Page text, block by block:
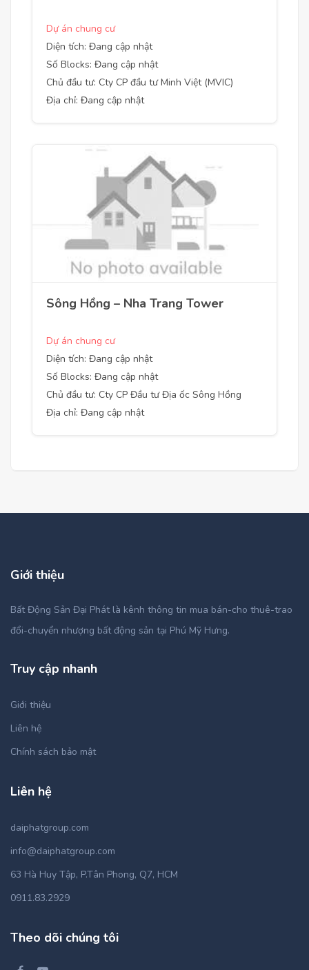
Dự án chung cư
Diện tích: Đang cập nhật
Số Blocks: Đang cập nhật
Chủ đầu tư: Cty CP đầu tư Minh Việt (MVIC)
Địa chỉ: Đang cập nhật
Sông Hồng – Nha Trang Tower
Dự án chung cư
Diện tích: Đang cập nhật
Số Blocks: Đang cập nhật
Chủ đầu tư: Cty CP Đầu tư Địa ốc Sông Hồng
Địa chỉ: Đang cập nhật
Giới thiệu
Bất Động Sản Đại Phát là kênh thông tin mua bán-cho thuê-trao
đổi-chuyển nhượng bất động sản tại Phú Mỹ Hưng.
Truy cập nhanh
Giới thiệu
Liên hệ
Chính sách bảo mật
Liên hệ
daiphatgroup.com
info@daiphatgroup.com
63 Hà Huy Tập, P.Tân Phong, Q7, HCM
0911.83.2929
Theo dõi chúng tôi